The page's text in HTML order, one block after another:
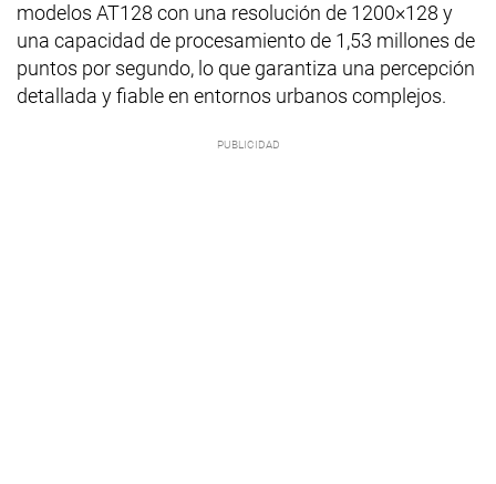
modelos AT128 con una resolución de 1200×128 y
una capacidad de procesamiento de 1,53 millones de
puntos por segundo, lo que garantiza una percepción
detallada y fiable en entornos urbanos complejos.